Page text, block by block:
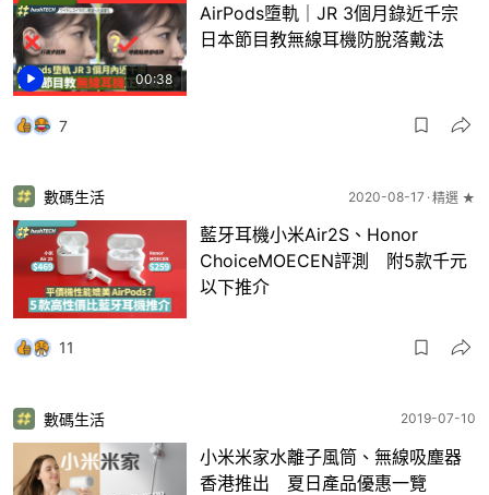
00:38
AirPods墮軌｜JR 3個月錄近千宗
日本節目教無線耳機防脫落戴法
7
數碼生活 2020-08-17 精選 ★
藍牙耳機小米Air2S、Honor
ChoiceMOECEN評測 附5款千元
以下推介
11
數碼生活 2019-07-10
小米米家水離子風筒、無線吸塵器
香港推出 夏日產品優惠一覽